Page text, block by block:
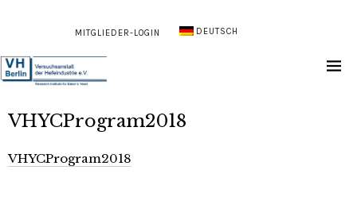
MITGLIEDER-LOGIN DEUTSCH
VHYCProgram2018
VHYCProgram2018